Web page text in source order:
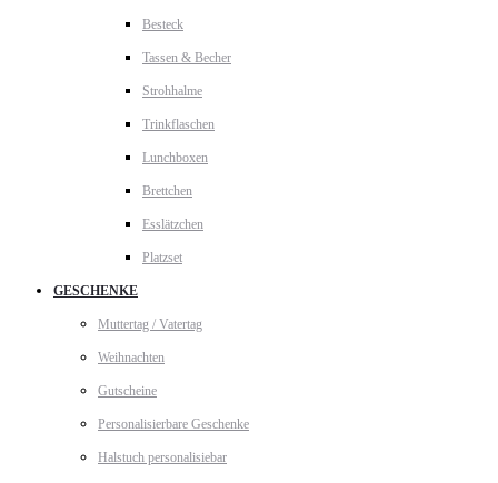
Besteck
Tassen & Becher
Strohhalme
Trinkflaschen
Lunchboxen
Brettchen
Esslätzchen
Platzset
GESCHENKE
Muttertag / Vatertag
Weihnachten
Gutscheine
Personalisierbare Geschenke
Halstuch personalisiebar